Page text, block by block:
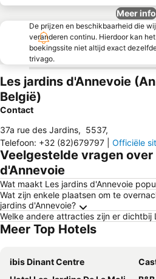
Meer info
De prijzen en beschikbaarheid die
veranderen continu. Hierdoor kan
boekingssite niet altijd exact
trivago.
Les jardins d'Annevoie
België)
Contact
37a rue des Jardins, 5537,
Telefoon: +32 (82)679797 Officiële
Veelgestelde vragen over
d'Annevoie
Wat maakt Les jardins d'Annevoie
Wat zijn enkele plaatsen om te
jardins d'Annevoie?
Welke andere attracties zijn er dichtbij
Meer Top Hotels
ibis Dinant Centre